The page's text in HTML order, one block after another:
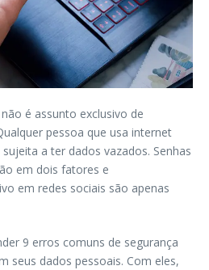
é assunto exclusivo de
pessoa que usa internet
a ter dados vazados. Senhas
em dois fatores e
em redes sociais são apenas
9 erros comuns de segurança
seus dados pessoais. Com eles,